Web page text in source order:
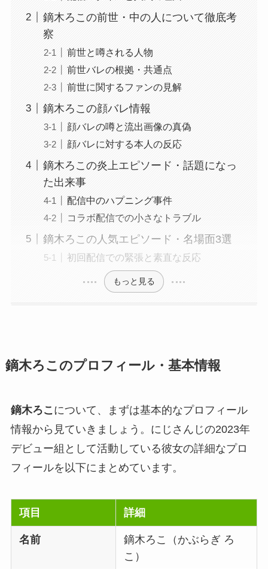
鏑木ろこの前世・中の人について徹底考
察
前世と噂される人物
前世バレの根拠・共通点
前世に関するファンの見解
鏑木ろこの顔バレ情報
顔バレの噂と流出画像の真偽
顔バレに対する本人の反応
鏑木ろこの炎上エピソード・話題になっ
た出来事
配信中のハプニング事件
コラボ配信での小さなトラブル
鏑木ろこの人気エピソード・名場面3選
初回配信での緊張と素直な反応
もっと見る
鏑木ろこのプロフィール・基本情報
鏑木ろこについて、まずは基本的なプロフィール
情報から見ていきましょう。にじさんじの2023年
デビュー組として活動している彼女の詳細なプロ
フィールを以下にまとめています。
項目 詳細
名前
鏑木ろこ（かぶらぎ ろ
こ）